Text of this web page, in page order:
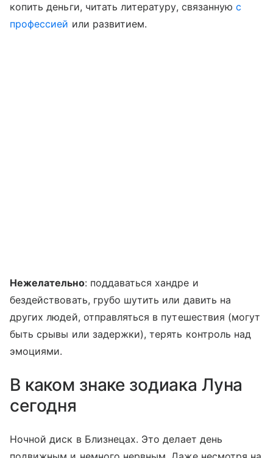
копить деньги, читать литературу, связаннуюс
профессией или развитием.
Нежелательно: поддаваться хандре и
бездействовать, грубо шутить или давить на
других людей, отправляться в путешествия (могут
быть срывы или задержки), терять контроль над
эмоциями.
В каком знаке зодиака Луна
сегодня
Ночной диск в Близнецах. Это делает день